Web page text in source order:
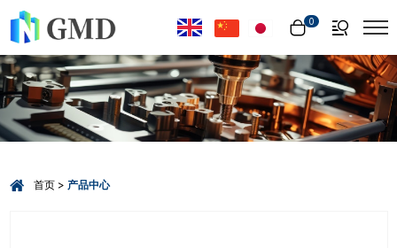
Select Language ▼ 0
首页 产品中心